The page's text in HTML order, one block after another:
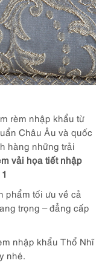
rèm nhập khẩu từ
Châu Âu và quốc
hàng những trải
vải họa tiết nhập
phẩm tối ưu về cả
trọng – đẳng cấp
nhập khẩu Thổ Nhĩ
nhé.